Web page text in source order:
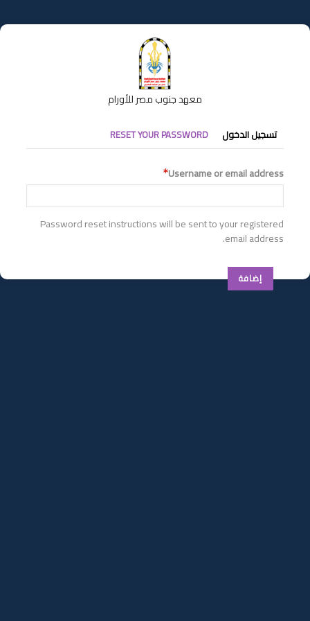
إلى
المحتوى
معهد جنوب مصر للأورام
التبويبات
الأساسية
تسجيل الدخول RESET YOUR PASSWORD
Username or email address
Password reset instructions will be sent to your registered
email address.